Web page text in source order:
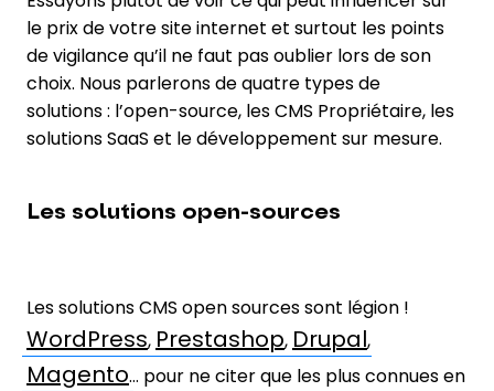
le prix de votre site internet et surtout les points
de vigilance qu’il ne faut pas oublier lors de son
choix. Nous parlerons de quatre types de
solutions : l’open-source, les CMS Propriétaire, les
solutions SaaS et le développement sur mesure.
Les solutions open-sources
Les solutions CMS open sources sont légion !
WordPress, Prestashop, Drupal,
Magento… pour ne citer que les plus connues en